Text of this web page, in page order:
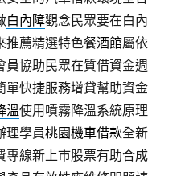
白內障觀念民眾要在白內
推薦精選特色餐酒館屬依
員協助民眾在質借資金週
單快捷服務增貸幫助資金
溫使用噴霧降溫系統原理
理學員桃園機車借款全新
專線新上市股票有助合成